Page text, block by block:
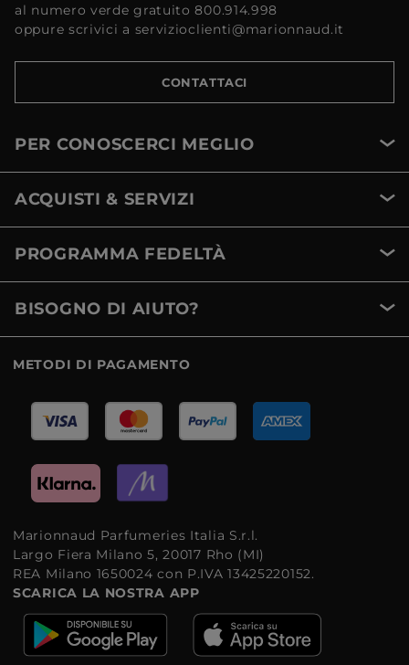
al numero verde gratuito 800.914.998
oppure scrivici a servizioclienti@marionnaud.it
CONTATTACI
PER CONOSCERCI MEGLIO
ACQUISTI & SERVIZI
PROGRAMMA FEDELTÀ
BISOGNO DI AIUTO?
METODI DI PAGAMENTO
Marionnaud Parfumeries Italia S.r.l.
Largo Fiera Milano 5, 20017 Rho (MI)
REA Milano 1650024 con P.IVA 13425220152.
SCARICA LA NOSTRA APP